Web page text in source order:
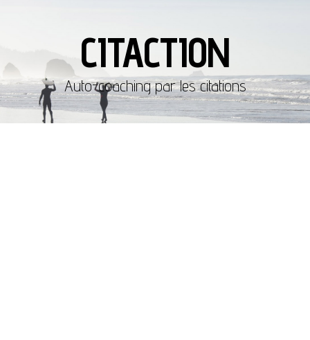
CITACTION
Auto-coaching par les citations